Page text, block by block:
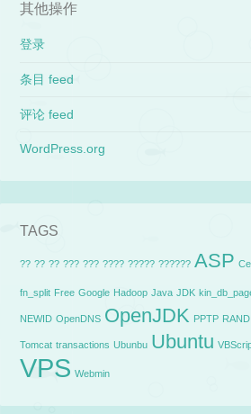
其他操作
登录
条目 feed
评论 feed
WordPress.org
TAGS
?? ?? ?? ??? ??? ???? ????? ?????? ASP
fn_split Free Google Hadoop Java JDK
NEWID OpenDNS OpenJDK PPTP RAND
Tomcat transactions Ubunbu Ubuntu
VPS Webmin